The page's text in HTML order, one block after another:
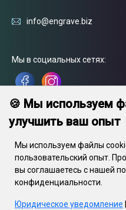
info@engrave.biz
Мы в социальных сетях:
🍪 Мы используем
улучшить ваш опыт
Мы используем файлы
пользовательский опыт.
вы соглашаетесь с нашей
конфиденциальности.
Юридическое уведомление